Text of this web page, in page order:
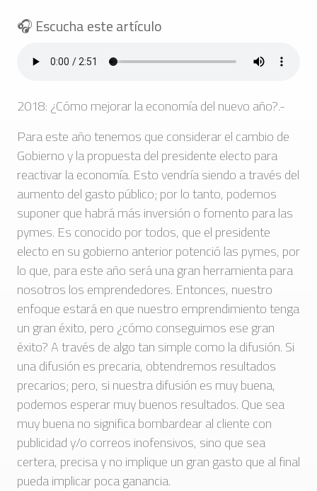
🎧 Escucha este artículo
2018: ¿Cómo mejorar la economía del nuevo año?.-
Para este año tenemos que considerar el cambio de
Gobierno y la propuesta del presidente electo para
reactivar la economía. Esto vendría siendo a través del
aumento del gasto público; por lo tanto, podemos
suponer que habrá más inversión o fomento para las
pymes. Es conocido por todos, que el presidente
electo en su gobierno anterior potenció las pymes, por
lo que, para este año será una gran herramienta para
nosotros los emprendedores. Entonces, nuestro
enfoque estará en que nuestro emprendimiento tenga
un gran éxito, pero ¿cómo conseguimos ese gran
éxito? A través de algo tan simple como la difusión. Si
una difusión es precaria, obtendremos resultados
precarios; pero, si nuestra difusión es muy buena,
podemos esperar muy buenos resultados. Que sea
muy buena no significa bombardear al cliente con
publicidad y/o correos inofensivos, sino que sea
certera, precisa y no implique un gran gasto que al final
pueda implicar poca ganancia.